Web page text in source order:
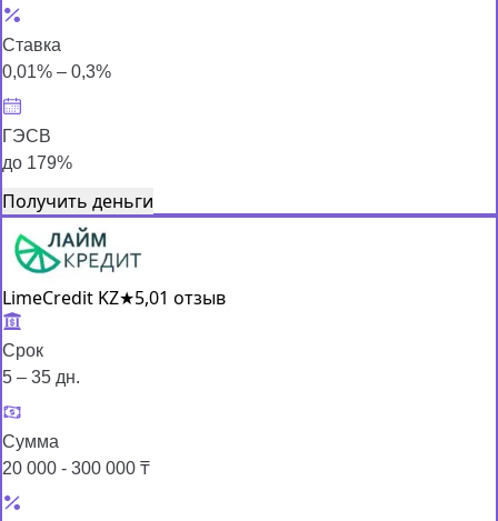
Ставка
0,01% – 0,3%
ГЭСВ
до 179%
Получить деньги
LimeCredit KZ★5,01 отзыв
Срок
5 – 35 дн.
Сумма
20 000 - 300 000 ₸